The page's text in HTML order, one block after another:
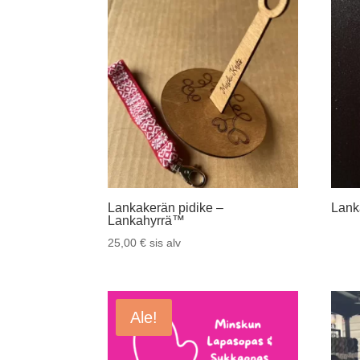
Lankakerän pidike –
Lankahyrrä™
25,00€ sis alv
Ale!